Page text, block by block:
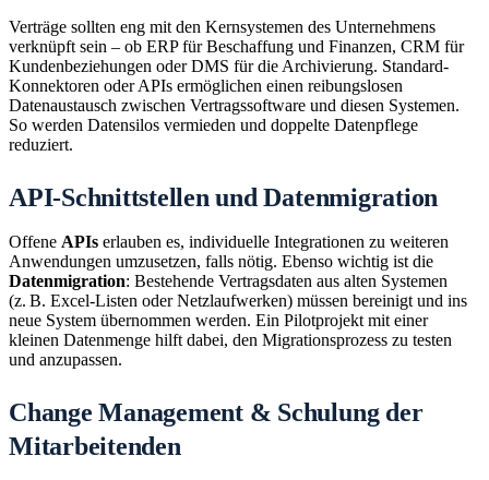
Verträge sollten eng mit den Kernsystemen des Unternehmens
verknüpft sein – ob ERP für Beschaffung und Finanzen, CRM für
Kundenbeziehungen oder DMS für die Archivierung. Standard-
Konnektoren oder APIs ermöglichen einen reibungslosen
Datenaustausch zwischen Vertragssoftware und diesen Systemen.
So werden Datensilos vermieden und doppelte Datenpflege
reduziert.
API-Schnittstellen und Datenmigration
Offene APIs erlauben es, individuelle Integrationen zu weiteren
Anwendungen umzusetzen, falls nötig. Ebenso wichtig ist die
Datenmigration: Bestehende Vertragsdaten aus alten Systemen
(z. B. Excel-Listen oder Netzlaufwerken) müssen bereinigt und ins
neue System übernommen werden. Ein Pilotprojekt mit einer
kleinen Datenmenge hilft dabei, den Migrationsprozess zu testen
und anzupassen.
Change Management & Schulung der
Mitarbeitenden